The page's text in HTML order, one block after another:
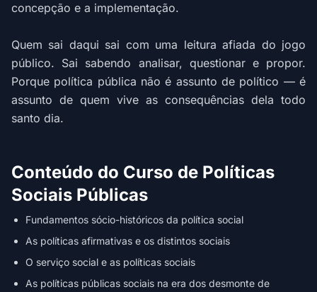
concepção e a implementação.
Quem sai daqui sai com uma leitura afiada do jogo
público. Sai sabendo analisar, questionar e propor.
Porque política pública não é assunto de político — é
assunto de quem vive as consequências dela todo
santo dia.
Conteúdo do Curso de Políticas
Sociais Públicas
Fundamentos sócio-históricos da política social
As políticas afirmativas e os distintos sociais
O serviço social e as políticas sociais
As políticas públicas sociais na era dos desmonte de